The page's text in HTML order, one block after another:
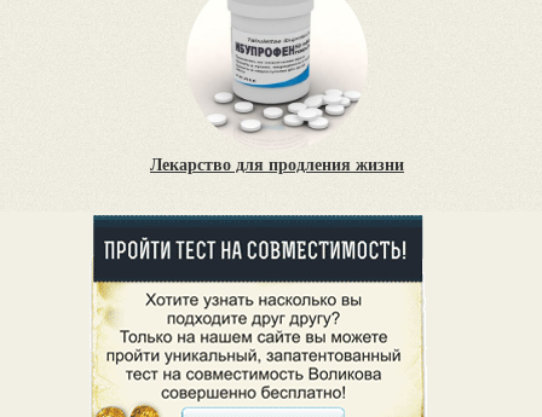
Лекарство для продления жизни